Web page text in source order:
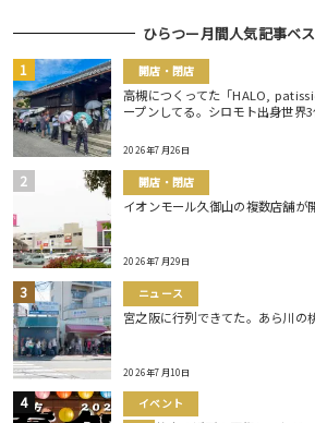
ひらつー月間人気記事ベ
開店・閉店
高槻につくってた「HALO,
ープンしてる。シロモト出身世界
2026年7月26日
開店・閉店
イオンモール久御山の複数店舗が
2026年7月29日
ニュース
宮之阪に行列できてた。あら川の
2026年7月10日
イベント